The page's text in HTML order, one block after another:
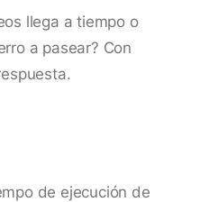
llega a tiempo o
a pasear? Con
de ejecución de